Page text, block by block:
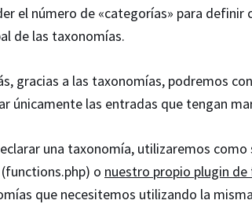
el número de «categorías» para definir
de las taxonomías.
gracias a las taxonomías, podremos
únicamente las entradas que tengan
una taxonomía, utilizaremos
o nuestro propio plugin de
que necesitemos utilizando la